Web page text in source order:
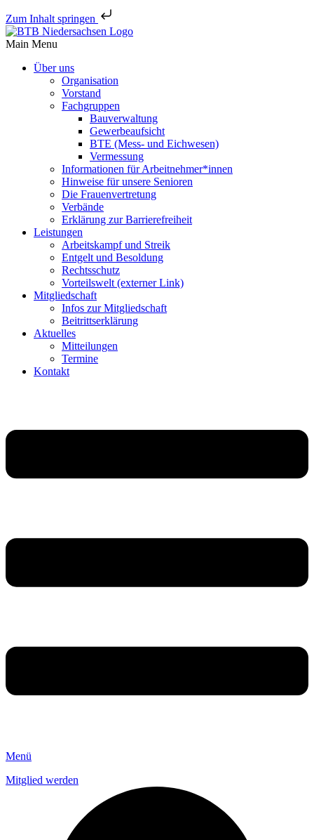
Zum Inhalt springen
Main Menu
Über uns
Orga­ni­sa­tion
Vorstand
Fach­gruppen
Bauver­wal­tung
Gewer­be­auf­sicht
BTE (Mess- und Eichwesen)
Vermes­sung
Infor­ma­tionen für Arbeitnehmer*innen
Hinweise für unsere Senioren
Die Frau­en­ver­tre­tung
Verbände
Erklä­rung zur Barrierefreiheit
Leis­tungen
Arbeits­kampf und Streik
Entgelt und Besoldung
Rechts­schutz
Vorteils­welt (externer Link)
Mitglied­schaft
Infos zur Mitgliedschaft
Beitritts­er­klä­rung
Aktu­elles
Mittei­lungen
Termine
Kontakt
Menü
Mitglied werden